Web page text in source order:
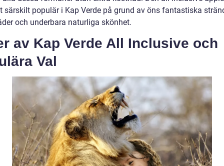
särskilt populär i Kap Verde på grund av öns fantastiska
och underbara naturliga skönhet.
av Kap Verde All Inclusive och
Val